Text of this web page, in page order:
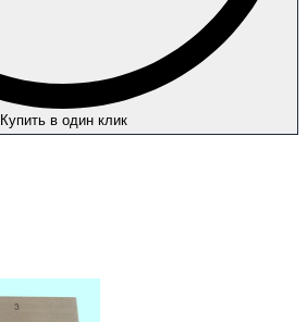
Купить в один клик